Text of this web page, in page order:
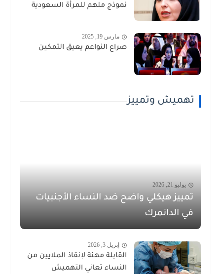
نموذج ملهم للمرأة السعودية
مارس 19, 2025
صراع النواعم يعيق التمكين
تهميش وتمييز
يوليو 21, 2026
تمييز هيكلي واضح ضد النساء الأجنبيات
في الدانمرك
إبريل 3, 2026
القابلة مهنة لإنقاذ الملايين من
النساء تعاني التهميش